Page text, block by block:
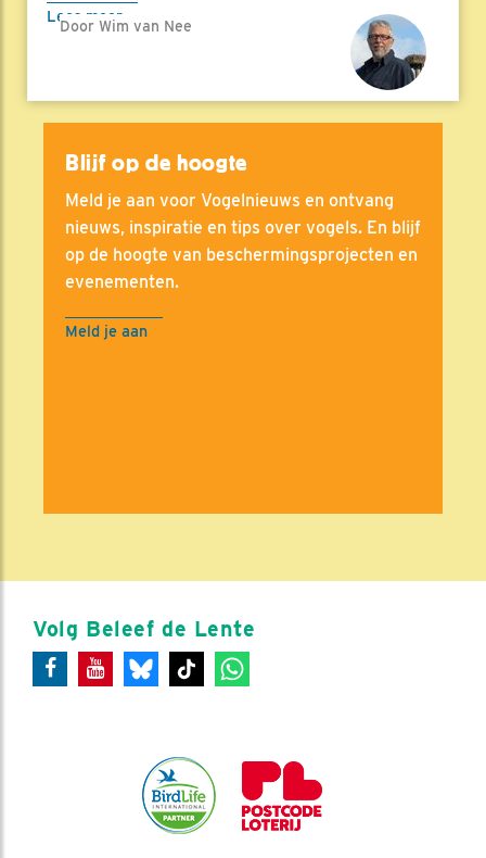
Lees meer
Door Wim van Nee
Blijf op de hoogte
Meld je aan voor Vogelnieuws en ontvang
nieuws, inspiratie en tips over vogels. En blijf
op de hoogte van beschermingsprojecten en
evenementen.
Meld je aan
Volg Beleef de Lente